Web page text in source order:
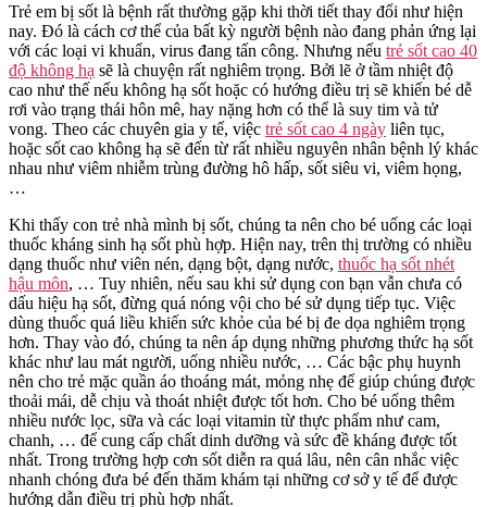
Trẻ em bị sốt là bệnh rất thường gặp khi thời tiết thay đổi như hiện
nay. Đó là cách cơ thể của bất kỳ người bệnh nào đang phản ứng lại
với các loại vi khuẩn, virus đang tấn công. Nhưng nếu trẻ sốt cao 40
độ không hạ sẽ là chuyện rất nghiêm trọng. Bởi lẽ ở tầm nhiệt độ
cao như thế nếu không hạ sốt hoặc có hướng điều trị sẽ khiến bé dễ
rơi vào trạng thái hôn mê, hay nặng hơn có thể là suy tim và tử
vong. Theo các chuyên gia y tế, việc trẻ sốt cao 4 ngày liên tục,
hoặc sốt cao không hạ sẽ đến từ rất nhiều nguyên nhân bệnh lý khác
nhau như viêm nhiễm trùng đường hô hấp, sốt siêu vi, viêm họng,
…
Khi thấy con trẻ nhà mình bị sốt, chúng ta nên cho bé uống các loại
thuốc kháng sinh hạ sốt phù hợp. Hiện nay, trên thị trường có nhiều
dạng thuốc như viên nén, dạng bột, dạng nước, thuốc hạ sốt nhét
hậu môn, … Tuy nhiên, nếu sau khi sử dụng con bạn vẫn chưa có
dấu hiệu hạ sốt, đừng quá nóng vội cho bé sử dụng tiếp tục. Việc
dùng thuốc quá liều khiến sức khỏe của bé bị đe dọa nghiêm trọng
hơn. Thay vào đó, chúng ta nên áp dụng những phương thức hạ sốt
khác như lau mát người, uống nhiều nước, … Các bậc phụ huynh
nên cho trẻ mặc quần áo thoáng mát, mỏng nhẹ để giúp chúng được
thoải mái, dễ chịu và thoát nhiệt được tốt hơn. Cho bé uống thêm
nhiều nước lọc, sữa và các loại vitamin từ thực phẩm như cam,
chanh, … để cung cấp chất dinh dưỡng và sức đề kháng được tốt
nhất. Trong trường hợp cơn sốt diễn ra quá lâu, nên cân nhắc việc
nhanh chóng đưa bé đến thăm khám tại những cơ sở y tế để được
hướng dẫn điều trị phù hợp nhất.